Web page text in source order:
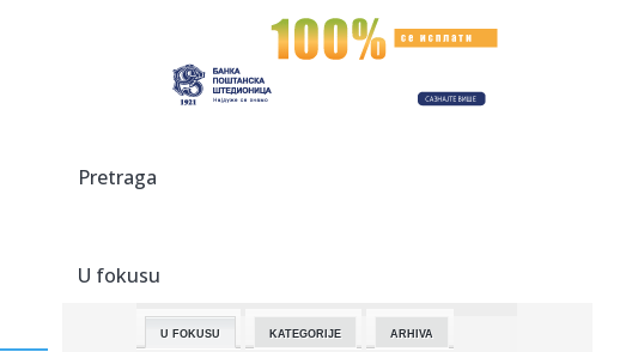
GIMARAEŠ ZVANIČNO PREDSTAVLJEN: Arsenal završio
14:36:Eminin sin napunio 18 godina: Emotivna poruka pevačice o
zagrebačkog...
14:34:
Pretraga
U fokusu
U FOKUSU KATEGORIJE ARHIVA